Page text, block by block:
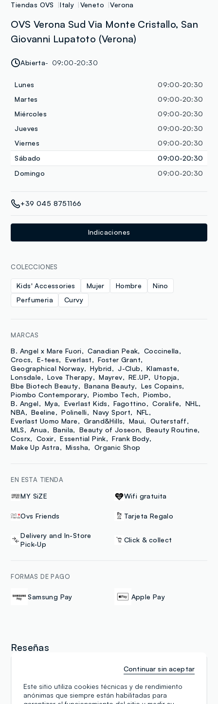
Tiendas OVS Italy Veneto Verona
OVS Verona Sud Via Monte Cristallo, San
Giovanni Lupatoto (Verona)
Abierta 09:00-20:30
Lunes
09:00-20:30
Martes
09:00-20:30
Miércoles
09:00-20:30
Jueves
09:00-20:30
Viernes
09:00-20:30
Sábado
09:00-20:30
Domingo
09:00-20:30
+39 045 8751166
Indicaciones
COLECCIONES
Kids' Accessories Mujer Hombre
Nino
Perfumeria
Curvy
MARCAS
B. Angel x Mare Fuori Canadian Peak
Coccinella
Crocs
E-tees Everlast
Foster Grant
Geographical Norway
Hybrid J-Club
Klamaste
Lonsdale
Love Therapy Mayrev RE.UP
Utopja
Bbe Biotech Beauty
Banana Beauty
Les Copains
Piombo Contemporary
Piombo Tech
Piombo
B. Angel
Mya Everlast Kids Fagottino Coralife
NHL
NBA
Beeline Polinelli Navy Sport
NFL
Everlast Uomo Mare
Grand&Hills Maui
Outerstaff
MLS
Anua Banila Beauty of Joseon
Beauty Routine
Cosrx
Coxir Essential Pink
Frank Body
Make Up Astra
Missha Organic Shop
EN ESTA TIENDA
MY SiZE Wifi gratuita
Ovs Friends Tarjeta Regalo
Delivery and In-Store
Pick-Up
Click & collect
FORMAS DE PAGO
Samsung Pay Apple Pay
Reseñas
25.04.2026
Este sitio utiliza cookies técnicas y de rendimiento
anónimas que siempre están habilitadas para
Continuar sin aceptar